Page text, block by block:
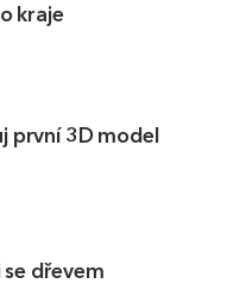
kraje
první 3D model
dřevem